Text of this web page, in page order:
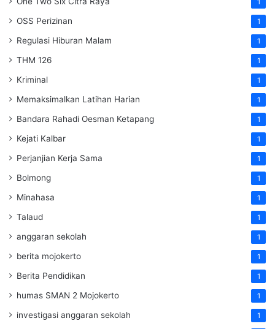
OSS Perizinan 1
Regulasi Hiburan Malam 1
THM 126 1
Kriminal 1
Memaksimalkan Latihan Harian 1
Bandara Rahadi Oesman Ketapang 1
Kejati Kalbar 1
Perjanjian Kerja Sama 1
Bolmong 1
Minahasa 1
Talaud 1
anggaran sekolah 1
berita mojokerto 1
Berita Pendidikan 1
humas SMAN 2 Mojokerto 1
investigasi anggaran sekolah 1